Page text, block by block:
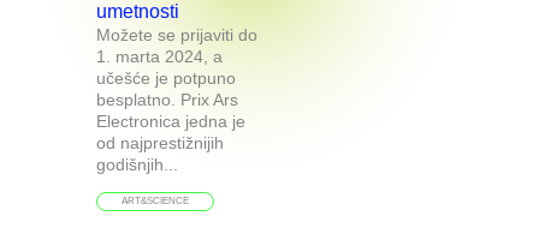
umetnosti
Možete se prijaviti do
1. marta 2024, a
učešće je potpuno
besplatno. Prix Ars
Electronica jedna je
od najprestižnijih
godišnjih...
ART&SCIENCE